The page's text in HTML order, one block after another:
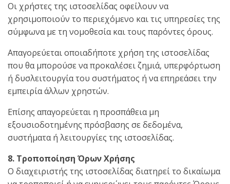
Οι χρήστες της ιστοσελίδας οφείλουν να
χρησιμοποιούν το περιεχόμενο και τις υπηρεσίες της
σύμφωνα με τη νομοθεσία και τους παρόντες όρους.
Απαγορεύεται οποιαδήποτε χρήση της ιστοσελίδας
που θα μπορούσε να προκαλέσει ζημιά, υπερφόρτωση
ή δυσλειτουργία του συστήματος ή να επηρεάσει την
εμπειρία άλλων χρηστών.
Επίσης απαγορεύεται η προσπάθεια μη
εξουσιοδοτημένης πρόσβασης σε δεδομένα,
συστήματα ή λειτουργίες της ιστοσελίδας.
8. Τροποποίηση Όρων Χρήσης
Ο διαχειριστής της ιστοσελίδας διατηρεί το δικαίωμα